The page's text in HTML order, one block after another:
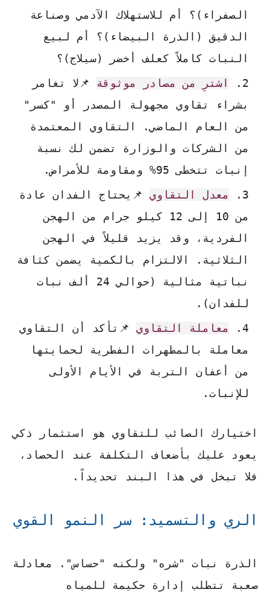
الصفراء)؟ أم للاستهلاك الآدمي وصناعة
الدقيق (الذرة البيضاء)؟ أم لبيع
النبات كاملاً كعلف أخضر (سيلاج)؟
اشترِ من مصادر موثوقة 📌لا تغامر
بشراء تقاوي مجهولة المصدر أو "كسر"
من العام الماضي. التقاوي المعتمدة
من الشركات والوزارة تضمن لك نسبة
إنبات تتخطى 95% ومقاومة للأمراض.
معدل التقاوي 📌يحتاج الفدان عادة
من 10 إلى 12 كيلو جرام من الهجن
الفردية، وقد يزيد قليلاً في الهجن
الثلاثية. الالتزام بالكمية يضمن كثافة
نباتية مثالية (حوالي 24 ألف نبات
للفدان).
معاملة التقاوي 📌تأكد أن التقاوي
معاملة بالمطهرات الفطرية لحمايتها
من أعفان التربة في الأيام الأولى
للإنبات.
اختيارك الصائب للتقاوي هو استثمار ذكي
يعود عليك بأضعاف التكلفة عند الحصاد،
فلا تبخل في هذا البند تحديداً.
الري والتسميد: سر النمو القوي
الذرة نبات "شره" ولكنه "حساس". معادلة
صعبة تتطلب إدارة حكيمة للمياه